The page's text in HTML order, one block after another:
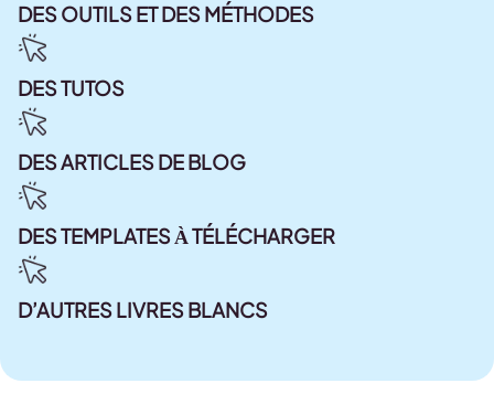
DESOUTILSET DESMÉTHODES
DES TUTOS
DES ARTICLES DE BLOG
DES TEMPLATES À TÉLÉCHARGER
D’AUTRES LIVRES BLANCS